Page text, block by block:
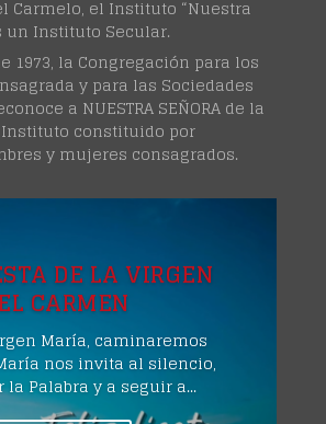
Carmelo, el Instituto “Nuestra
un Instituto Secular.
1973, la Congregación para los
y para las Sociedades
a NUESTRA SEÑORA de la
constituido por
y mujeres consagrados.
DE LA VIRGEN
CARMEN
María, caminaremos
nos invita al silencio,
Palabra y a seguir a...